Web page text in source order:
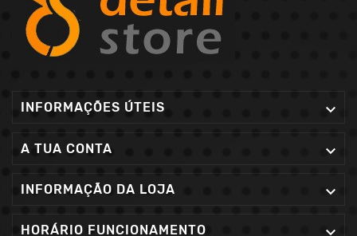
INFORMAÇÕES ÚTEIS 
A TUA CONTA 
INFORMAÇÃO DA LOJA 
HORÁRIO FUNCIONAMENTO